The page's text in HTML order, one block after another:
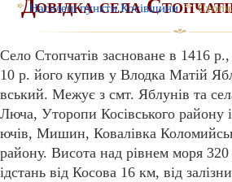
Довідка села
Село Стопчатів засноване в 1416
10 р. його купив у Влодка Матій
вський. Межує з смт. Яблунів та
Люча, Уторопи Косівського району
ючів, Мишин, Ковалівка
району. Висота над рівнем моря
ідстань від Косова 16 км, від
Населені пункти Косівщини